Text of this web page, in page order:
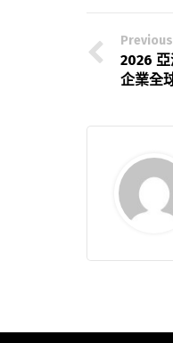
2026
企業全